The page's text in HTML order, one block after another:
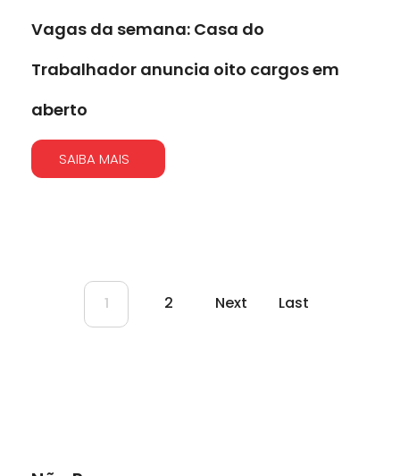
Vagas da semana: Casa do
Trabalhador anuncia oito cargos em
aberto
SAIBA MAIS
1 2 Next Last